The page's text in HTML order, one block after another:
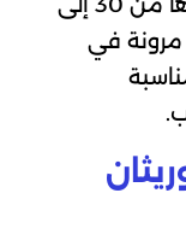
مرونة في